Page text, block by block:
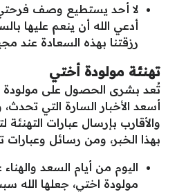
لا أحد يستطيع وصف فرحتي
أدعي الله أن ينعم عليها
رزقتنا بهذه السعادة عند
تهنئة مولودة أختي
تُعد بشرى الحصول على مولودة
أسعد الأخبار السارة التي تحدث،
والأقارب بإرسال عبارات
بهذا الخبر، ومن رسائل
اليوم من أيام السعد
مولودة اختي، جعلها الله